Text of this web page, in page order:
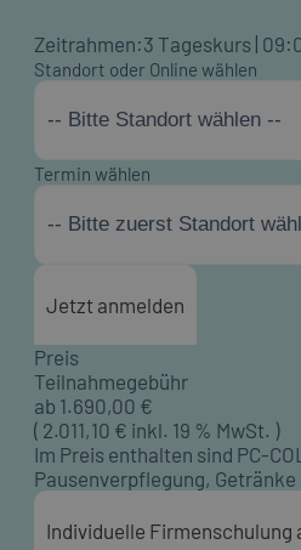
Zeitrahmen:3 Tageskurs |
Standort oder Online wählen
-- Bitte Standort wählen --
Termin wählen
-- Bitte zuerst Standort
Jetzt anmelden
Preis
Teilnahmegebühr
ab 1.690,00 €
( 2.011,10 € inkl. 19 % MwSt. )
Im Preis enthalten sind PC-
Pausenverpflegung,
Individuelle Firmenschulung